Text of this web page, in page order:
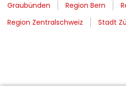
Graubünden
Region Bern
Region Zentralschweiz
Stadt